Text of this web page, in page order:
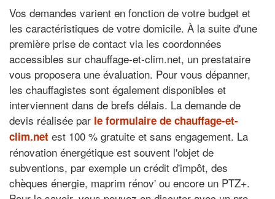
Vos demandes varient en fonction de votre budget et
les caractéristiques de votre domicile. À la suite d'une
première prise de contact via les coordonnées
accessibles sur chauffage-et-clim.net, un prestataire
vous proposera une évaluation. Pour vous dépanner,
les chauffagistes sont également disponibles et
interviennent dans de brefs délais. La demande de
devis réalisée par le formulaire de chauffage-et-
clim.net est 100 % gratuite et sans engagement. La
rénovation énergétique est souvent l'objet de
subventions, par exemple un crédit d'impôt, des
chèques énergie, maprim rénov' ou encore un PTZ+.